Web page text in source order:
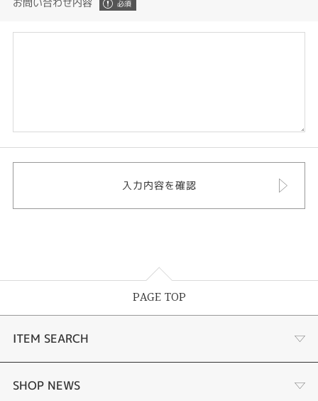
PAGE TOP
ITEM SEARCH
婚約指輪
SHOP NEWS